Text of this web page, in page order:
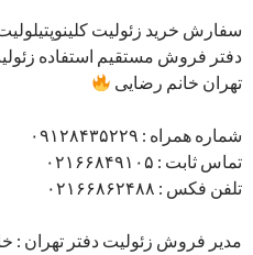
سفارش خرید زئولیت کلینوپتیلولیت ۹۸٪
تهران خانم رضایی
شماره همراه : ۰۹۱۲۸۴۳۵۲۲۹
تماس ثابت : ۰۲۱۶۶۸۴۹۱۰۵
تلفن فکس : ۰۲۱۶۶۸۶۲۴۸۸
مدیر فروش زئولیت دفتر تهران :